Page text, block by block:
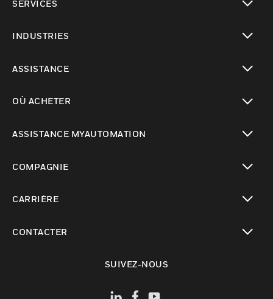
SERVICES
INDUSTRIES
ASSISTANCE
OÙ ACHETER
ASSISTANCE MYAUTOMATION
COMPAGNIE
CARRIÈRE
CONTACTER
SUIVEZ-NOUS